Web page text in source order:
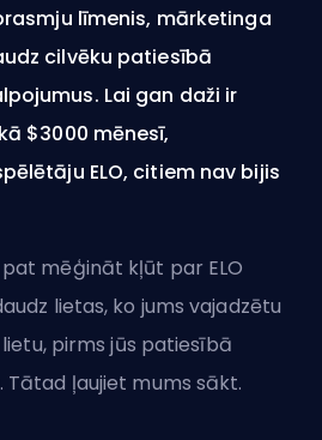
līmenis, mārketinga
cilvēku patiesībā
Lai gan daži ir
$3000 mēnesī,
ELO, citiem nav bijis
mēģināt kļūt par ELO
lietas, ko jums vajadzētu
pirms jūs patiesībā
ļaujiet mums sākt.